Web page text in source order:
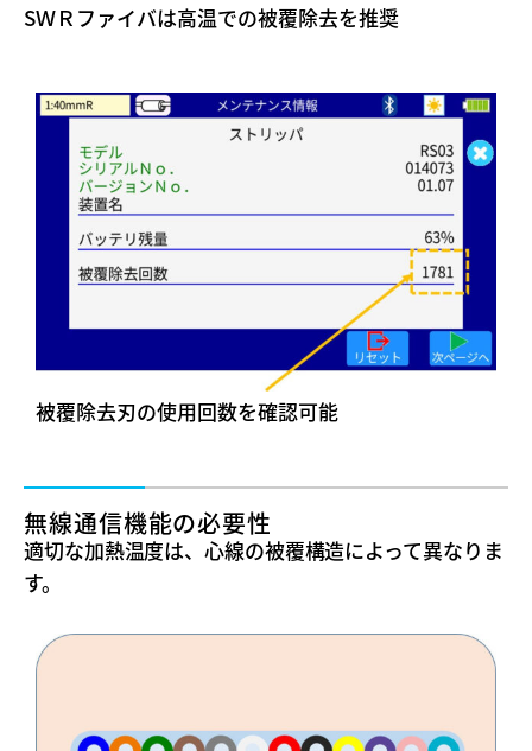
SＷＲファイバは高温での被覆除去を推奨
被覆除去刃の使用回数を確認可能
無線通信機能の必要性
適切な加熱温度は、心線の被覆構造によって異なりま
す。